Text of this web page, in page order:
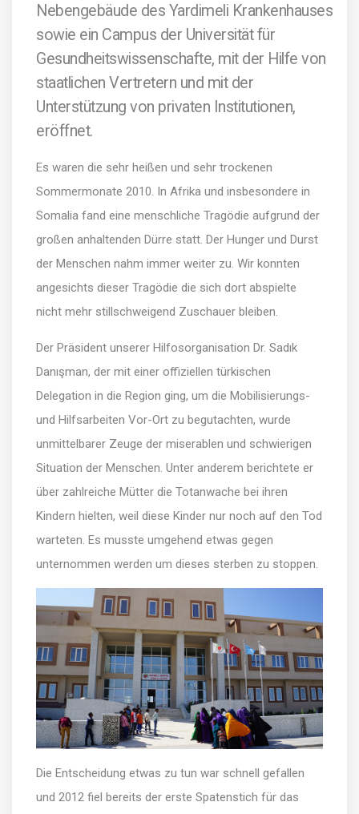
Nebengebäude des Yardimeli Krankenhauses
sowie ein Campus der Universität für
Gesundheitswissenschafte, mit der Hilfe von
staatlichen Vertretern und mit der
Unterstützung von privaten Institutionen,
eröffnet.
Es waren die sehr heißen und sehr trockenen
Sommermonate 2010. In Afrika und insbesondere in
Somalia fand eine menschliche Tragödie aufgrund der
großen anhaltenden Dürre statt. Der Hunger und Durst
der Menschen nahm immer weiter zu. Wir konnten
angesichts dieser Tragödie die sich dort abspielte
nicht mehr stillschweigend Zuschauer bleiben.
Der Präsident unserer Hilfosorganisation Dr. Sadık
Danışman, der mit einer offiziellen türkischen
Delegation in die Region ging, um die Mobilisierungs-
und Hilfsarbeiten Vor-Ort zu begutachten, wurde
unmittelbarer Zeuge der miserablen und schwierigen
Situation der Menschen. Unter anderem berichtete er
über zahlreiche Mütter die Totanwache bei ihren
Kindern hielten, weil diese Kinder nur noch auf den Tod
warteten. Es musste umgehend etwas gegen
unternommen werden um dieses sterben zu stoppen.
Die Entscheidung etwas zu tun war schnell gefallen
und 2012 fiel bereits der erste Spatenstich für das